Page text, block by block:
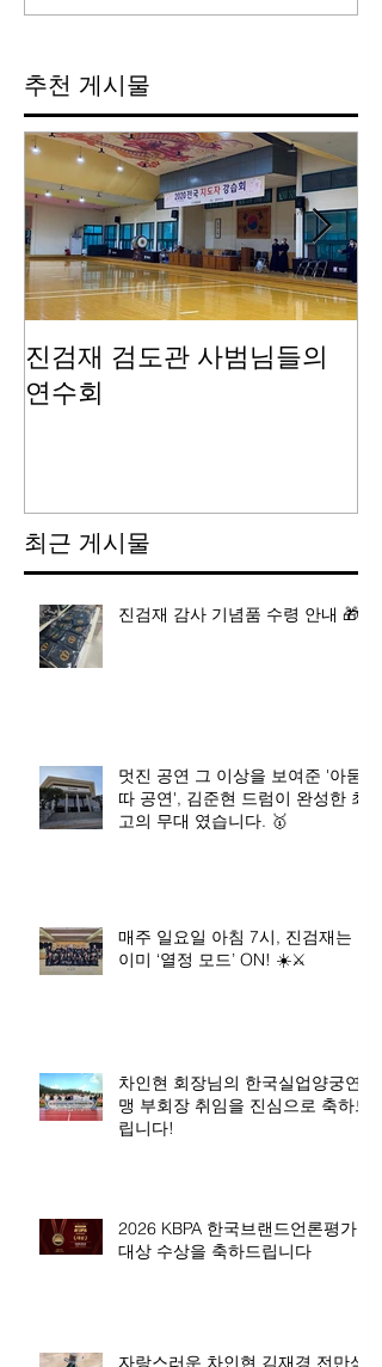
추천 게시물
진검재 검도관 사범님들의
연수회
최근 게시물
진검재 감사 기념품 수령 안내 🎁
멋진 공연 그 이상을 보여준 '아묻
따 공연', 김준현 드럼이 완성한 최
고의 무대 였습니다. 🥇
매주 일요일 아침 7시, 진검재는
이미 ‘열정 모드’ ON! ☀️⚔️
차인현 회장님의 한국실업양궁연
맹 부회장 취임을 진심으로 축하드
립니다!
2026 KBPA 한국브랜드언론평가
대상 수상을 축하드립니다
자랑스러운 차인현 김재경 전만석